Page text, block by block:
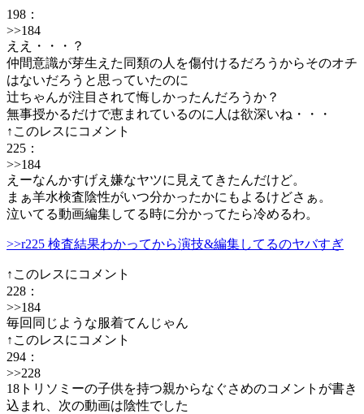
198 ：
>>184
ええ・・・？
仲間意識が芽生えた同類の人を傷付けるだろうからそのオチ
はないだろうと思っていたのに
辻ちゃんが注目されて悔しかったんだろうか？
無事授かるだけで恵まれているのに人は欲深いね・・・
↑このレスにコメント
225 ：
>>184
えーなんかすげえ嫌なヤツに見えてきたんだけど。
まぁ羊水検査陰性がいつ分かったかにもよるけどさぁ。
泣いてる動画編集してる時に分かってたら冷めるわ。
>>r225 検査結果わかってから演技&編集してるのヤバすぎ
↑このレスにコメント
228 ：
>>184
毎回同じような服着てんじゃん
↑このレスにコメント
294 ：
>>228
18トリソミーの子供を持つ親からなぐさめのコメントが書き
込まれ、次の動画は陰性でした